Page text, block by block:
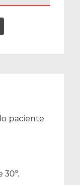
paciente
30°.